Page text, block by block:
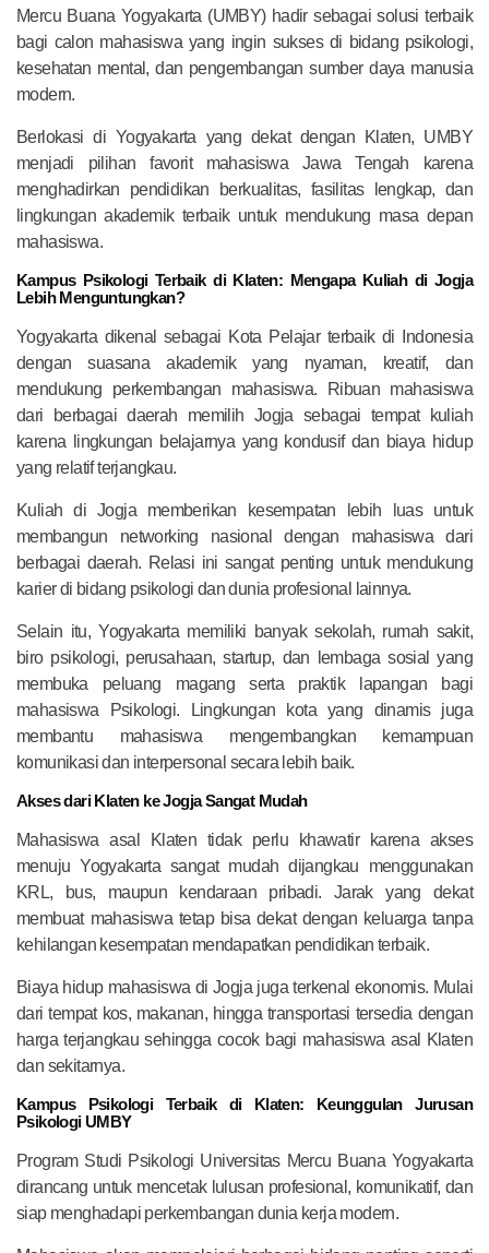
Mercu Buana Yogyakarta (UMBY) hadir sebagai solusi terbaik
bagi calon mahasiswa yang ingin sukses di bidang psikologi,
kesehatan mental, dan pengembangan sumber daya manusia
modern.
Berlokasi di Yogyakarta yang dekat dengan Klaten, UMBY
menjadi pilihan favorit mahasiswa Jawa Tengah karena
menghadirkan pendidikan berkualitas, fasilitas lengkap, dan
lingkungan akademik terbaik untuk mendukung masa depan
mahasiswa.
Kampus Psikologi Terbaik di Klaten: Mengapa Kuliah di Jogja
Lebih Menguntungkan?
Yogyakarta dikenal sebagai Kota Pelajar terbaik di Indonesia
dengan suasana akademik yang nyaman, kreatif, dan
mendukung perkembangan mahasiswa. Ribuan mahasiswa
dari berbagai daerah memilih Jogja sebagai tempat kuliah
karena lingkungan belajarnya yang kondusif dan biaya hidup
yang relatif terjangkau.
Kuliah di Jogja memberikan kesempatan lebih luas untuk
membangun networking nasional dengan mahasiswa dari
berbagai daerah. Relasi ini sangat penting untuk mendukung
karier di bidang psikologi dan dunia profesional lainnya.
Selain itu, Yogyakarta memiliki banyak sekolah, rumah sakit,
biro psikologi, perusahaan, startup, dan lembaga sosial yang
membuka peluang magang serta praktik lapangan bagi
mahasiswa Psikologi. Lingkungan kota yang dinamis juga
membantu mahasiswa mengembangkan kemampuan
komunikasi dan interpersonal secara lebih baik.
Akses dari Klaten ke Jogja Sangat Mudah
Mahasiswa asal Klaten tidak perlu khawatir karena akses
menuju Yogyakarta sangat mudah dijangkau menggunakan
KRL, bus, maupun kendaraan pribadi. Jarak yang dekat
membuat mahasiswa tetap bisa dekat dengan keluarga tanpa
kehilangan kesempatan mendapatkan pendidikan terbaik.
Biaya hidup mahasiswa di Jogja juga terkenal ekonomis. Mulai
dari tempat kos, makanan, hingga transportasi tersedia dengan
harga terjangkau sehingga cocok bagi mahasiswa asal Klaten
dan sekitarnya.
Kampus Psikologi Terbaik di Klaten: Keunggulan Jurusan
Psikologi UMBY
Program Studi Psikologi Universitas Mercu Buana Yogyakarta
dirancang untuk mencetak lulusan profesional, komunikatif, dan
siap menghadapi perkembangan dunia kerja modern.